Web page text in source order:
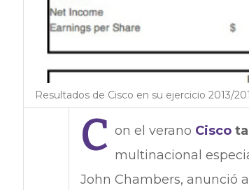
Resultados de Cisco en su ejercicio 2013/
C on el verano Cisco
multinacional
John Chambers, anunció